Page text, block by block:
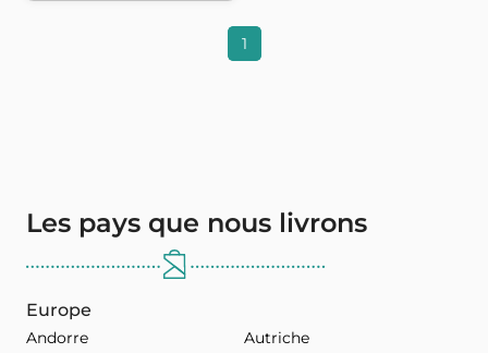
1
Les pays que nous livrons
Europe
Andorre
Autriche